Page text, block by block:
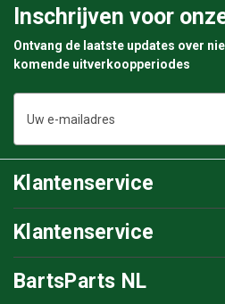
Inschrijven voor
Ontvang de laatste updates over
komende uitverkoopperiodes
mailadres
Klantenservice
Klantenservice
BartsParts NL